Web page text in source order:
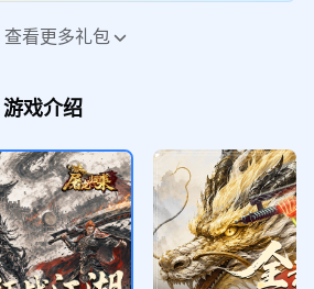
奇*1
、1元充值卷*8、元宝(1
领取
查看更多礼包
游戏介绍